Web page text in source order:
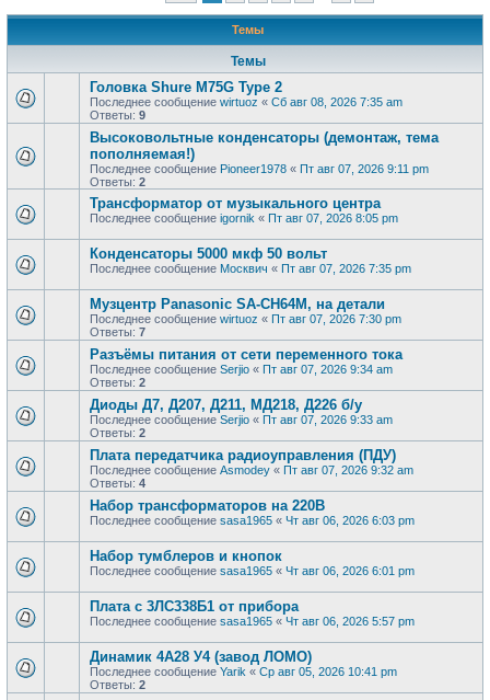
Темы
Темы
Головка Shure M75G Type 2
Последнее сообщение wirtuoz « Сб авг 08, 2026 7:35 am
Ответы: 9
Высоковольтные конденсаторы (демонтаж, тема
пополняемая!)
Последнее сообщение Pioneer1978 « Пт авг 07, 2026 9:11 pm
Ответы: 2
Трансформатор от музыкального центра
Последнее сообщение igornik « Пт авг 07, 2026 8:05 pm
Конденсаторы 5000 мкф 50 вольт
Последнее сообщение Москвич « Пт авг 07, 2026 7:35 pm
Музцентр Panasonic SA-CH64M, на детали
Последнее сообщение wirtuoz « Пт авг 07, 2026 7:30 pm
Ответы: 7
Разъёмы питания от сети переменного тока
Последнее сообщение Serjio « Пт авг 07, 2026 9:34 am
Ответы: 2
Диоды Д7, Д207, Д211, МД218, Д226 б/у
Последнее сообщение Serjio « Пт авг 07, 2026 9:33 am
Ответы: 2
Плата передатчика радиоуправления (ПДУ)
Последнее сообщение Asmodey « Пт авг 07, 2026 9:32 am
Ответы: 4
Набор трансформаторов на 220В
Последнее сообщение sasa1965 « Чт авг 06, 2026 6:03 pm
Набор тумблеров и кнопок
Последнее сообщение sasa1965 « Чт авг 06, 2026 6:01 pm
Плата с 3ЛС338Б1 от прибора
Последнее сообщение sasa1965 « Чт авг 06, 2026 5:57 pm
Динамик 4А28 У4 (завод ЛОМО)
Последнее сообщение Yarik « Ср авг 05, 2026 10:41 pm
Ответы: 2